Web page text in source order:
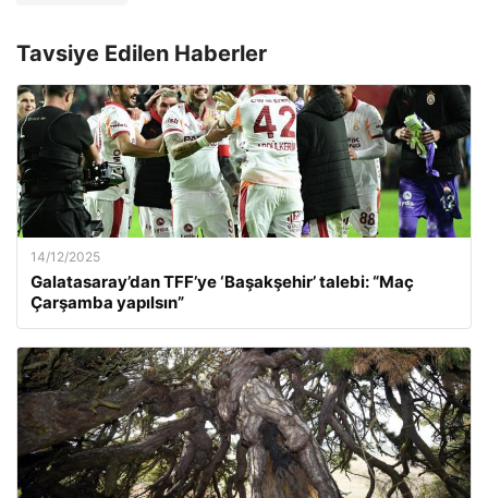
Tavsiye Edilen Haberler
14/12/2025
Galatasaray’dan TFF’ye ‘Başakşehir’ talebi: “Maç
Çarşamba yapılsın”